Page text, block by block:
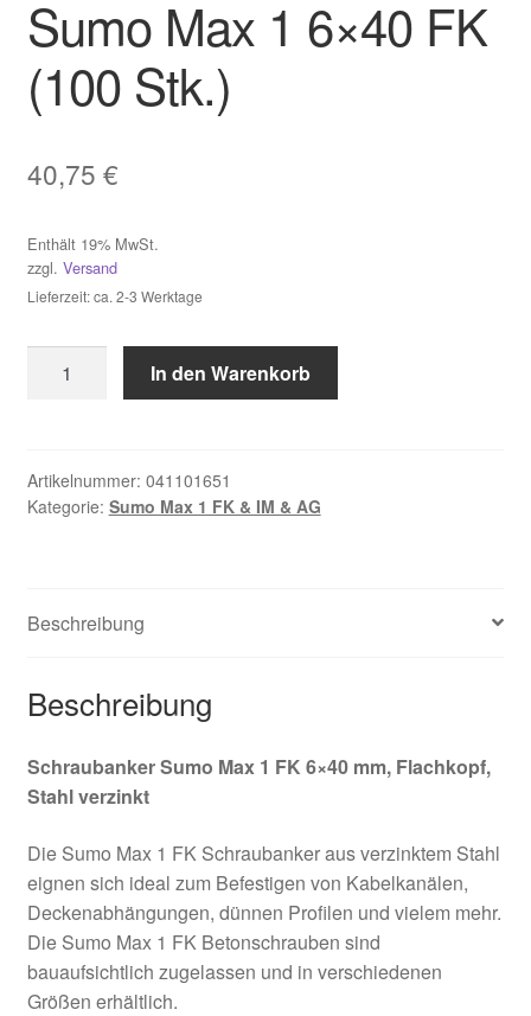
Widerruf
Zahlungsweisen
Sumo Max 1 6×40 FK
(100 Stk.)
40,75 €
Enthält 19% MwSt.
zzgl. Versand
Lieferzeit: ca. 2-3 Werktage
Schraubanker
1
6x40
Menge
In den Warenkorb
Artikelnummer: 041101651
Kategorie: Sumo Max 1 FK & IM & AG
Beschreibung
Beschreibung
Schraubanker Sumo Max 1 FK 6×40 mm, Flachkopf,
Stahl verzinkt
Die Sumo Max 1 FK Schraubanker aus verzinktem Stahl
eignen sich ideal zum Befestigen von Kabelkanälen,
Deckenabhängungen, dünnen Profilen und vielem mehr.
Die Sumo Max 1 FK Betonschrauben sind
bauaufsichtlich zugelassen und in verschiedenen
Größen erhältlich.